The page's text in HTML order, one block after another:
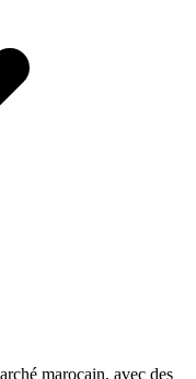
marocain, avec des